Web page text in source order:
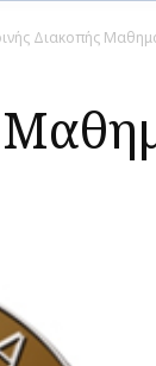
Διακοπής